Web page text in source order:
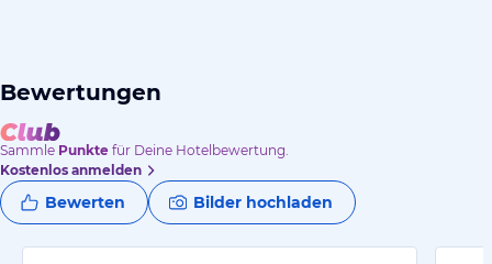
Bewertungen
Sammle Punkte für Deine Hotelbewertung.
Kostenlos anmelden
Bewerten Bilder hochladen